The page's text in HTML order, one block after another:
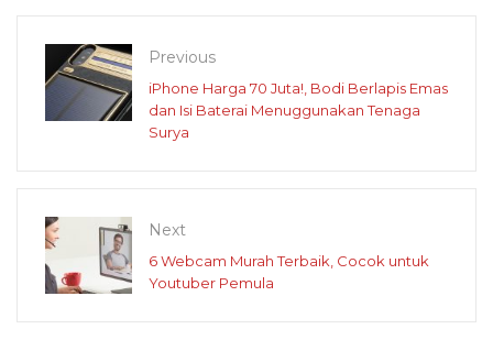
Previous
iPhone Harga 70 Juta!, Bodi Berlapis Emas
dan Isi Baterai Menuggunakan Tenaga
Surya
Next
6 Webcam Murah Terbaik, Cocok untuk
Youtuber Pemula